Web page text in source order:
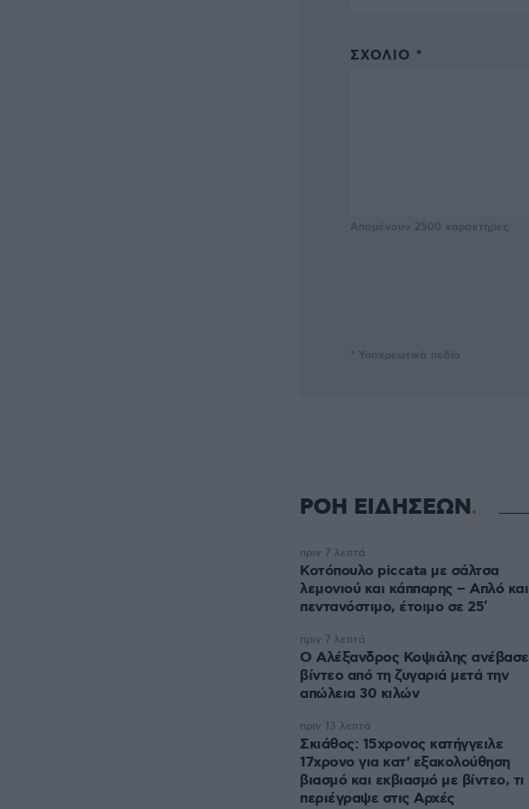
ΣΧΌΛΙΟ *
Απομένουν 2500 χαρακτήρες
* Υποχρεωτικά πεδία
ΡΟΗ ΕΙΔΗΣΕΩΝ
Κοτόπουλο piccata με σάλτσα
λεμονιού και κάππαρης – Απλό και
πεντανόστιμο, έτοιμο σε 25′
πριν 7 λεπτά
Ο Αλέξανδρος Κοψιάλης ανέβασε
βίντεο από τη ζυγαριά μετά την
απώλεια 30 κιλών
πριν 7 λεπτά
Σκιάθος: 15χρονος κατήγγειλε
17χρονο για κατ' εξακολούθηση
βιασμό και εκβιασμό με βίντεο, τι
περιέγραψε στις Αρχές
πριν 13 λεπτά